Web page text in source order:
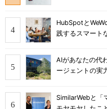
HubSpotと
践するスマート
AIがあなたの代
ージェントの実
SimilarWebと「